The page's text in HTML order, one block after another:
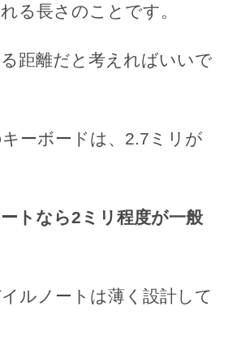
る長さのことです。
距離だと考えればいいで
ーボードは、2.7ミリが
トなら2ミリ程度が一般
ルノートは薄く設計して